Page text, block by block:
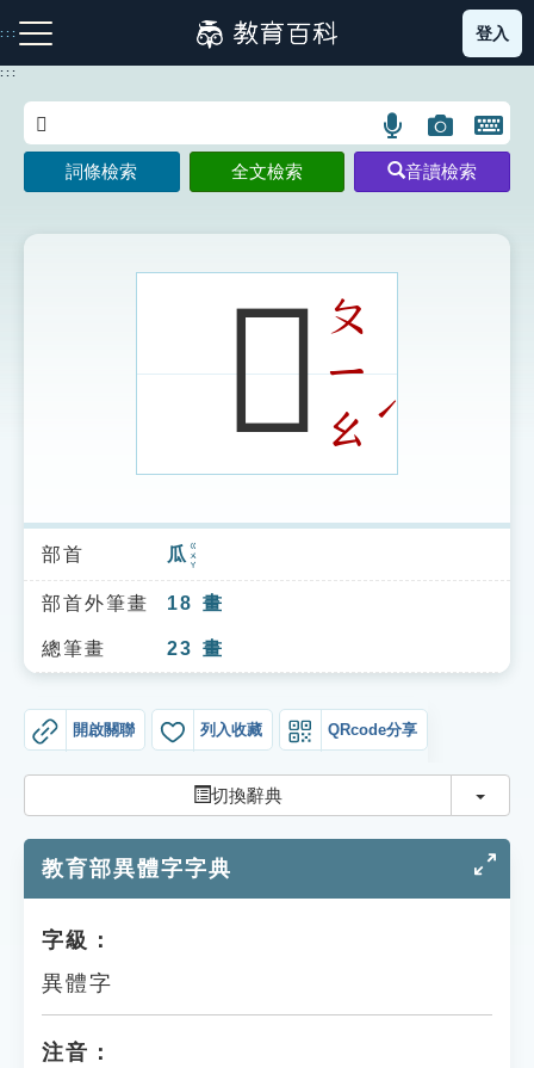
到
主
:::
注音索引圖示 筆畫索引圖示 部首索引表圖示
索引選單
知識索引
單字索引
遊戲專區
教學應用
貓頭鷹博士
登入
:::
語
言
搜
示
圖
片
搜
開
鍵
圖
詞條檢索 全文檢索 音讀檢索
𤬡 ㄆ
ㄧ
ㄠ
ˊ
部首 瓜 ㄍㄨㄚ
部首外筆畫 18 畫
總筆畫 23 畫
開啟關聯 列入收藏 QRcode分享
切換辭典 切換
教育部異體字字典
字級：
異體字
注音：